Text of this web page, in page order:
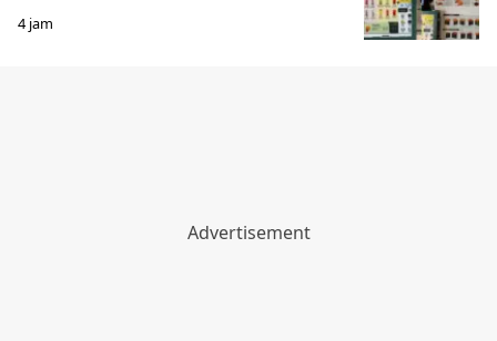
4 jam